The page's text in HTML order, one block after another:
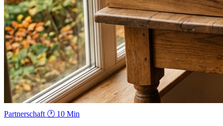
Partnerschaft 🕐 10 Min